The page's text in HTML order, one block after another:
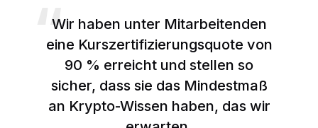
Wir haben unter Mitarbeitenden
eine Kurszertifizierungsquote von
90 % erreicht und stellen so
sicher, dass sie das Mindestmaß
an Krypto-Wissen haben, das wir